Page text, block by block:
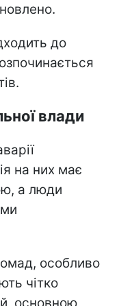
до
влади
на них має
а люди
особливо
чітко
основною